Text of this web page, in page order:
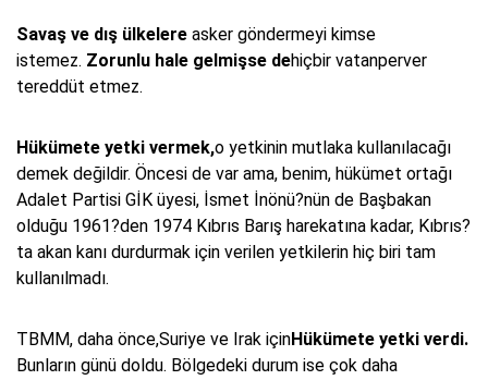
Savaş ve dış ülkelere asker göndermeyi kimse
istemez. Zorunlu hale gelmişse dehiçbir vatanperver
tereddüt etmez.
Hükümete yetki vermek,o yetkinin mutlaka kullanılacağı
demek değildir. Öncesi de var ama, benim, hükümet ortağı
Adalet Partisi GİK üyesi, İsmet İnönü?nün de Başbakan
olduğu 1961?den 1974 Kıbrıs Barış harekatına kadar, Kıbrıs?
ta akan kanı durdurmak için verilen yetkilerin hiç biri tam
kullanılmadı.
TBMM, daha önce,Suriye ve Irak içinHükümete yetki verdi.
Bunların günü doldu. Bölgedeki durum ise çok daha